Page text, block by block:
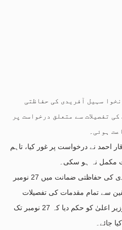
سہیل آفریدی کی حفاظتی
تفصیلات سے متعلق درخواست پر
ہوئی۔
احمد نے درخواست پر غور کیا، تاہم
مکمل نہ ہو سکی۔
عدالت نے وزیر اعلیٰ سہیل آفریدی کی حفاظتی ضمانت میں 27 نومبر
سے تمام مقدمات کی تفصیلات
دوبارہ طلب کر لیں۔ عدالت نے وزیر اعلیٰ کو حکم دیا کہ 27 نومبر تک
جائے۔